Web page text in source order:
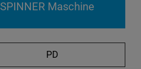
ö
f
SPINNER Maschine
PD